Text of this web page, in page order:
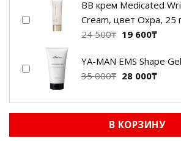
BB крем Medicated
Cream, цвет Охра, 25
24 500₸
составляла
24
19 600₸
19
600₸.
YA-MAN EMS Shape
35 000₸
составляла
35
000₸.
28 000₸
28
000₸.
В КОРЗИНУ